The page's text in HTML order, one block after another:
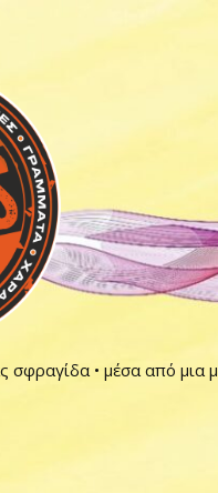
• μέσα από